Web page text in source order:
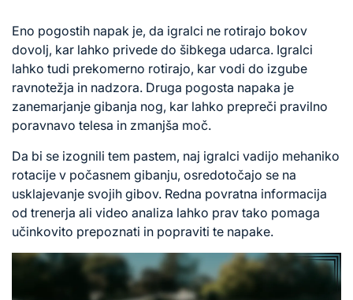
Eno pogostih napak je, da igralci ne rotirajo bokov
dovolj, kar lahko privede do šibkega udarca. Igralci
lahko tudi prekomerno rotirajo, kar vodi do izgube
ravnotežja in nadzora. Druga pogosta napaka je
zanemarjanje gibanja nog, kar lahko prepreči pravilno
poravnavo telesa in zmanjša moč.
Da bi se izognili tem pastem, naj igralci vadijo mehaniko
rotacije v počasnem gibanju, osredotočajo se na
usklajevanje svojih gibov. Redna povratna informacija
od trenerja ali video analiza lahko prav tako pomaga
učinkovito prepoznati in popraviti te napake.